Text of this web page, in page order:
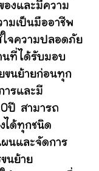
องและมีความ
มเป็นมืออาชีพ
ใจความปลอดภัย
นที่ได้รับมอบ
ขนย้ายก่อนทุก
ารและมี
ปี สามารถ
ได้ทุกชนิด
ผนและจัดการ
นย้าย